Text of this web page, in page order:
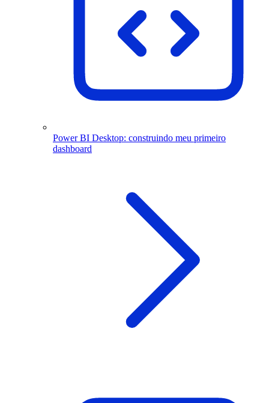
Power BI Desktop: construindo meu primeiro
dashboard